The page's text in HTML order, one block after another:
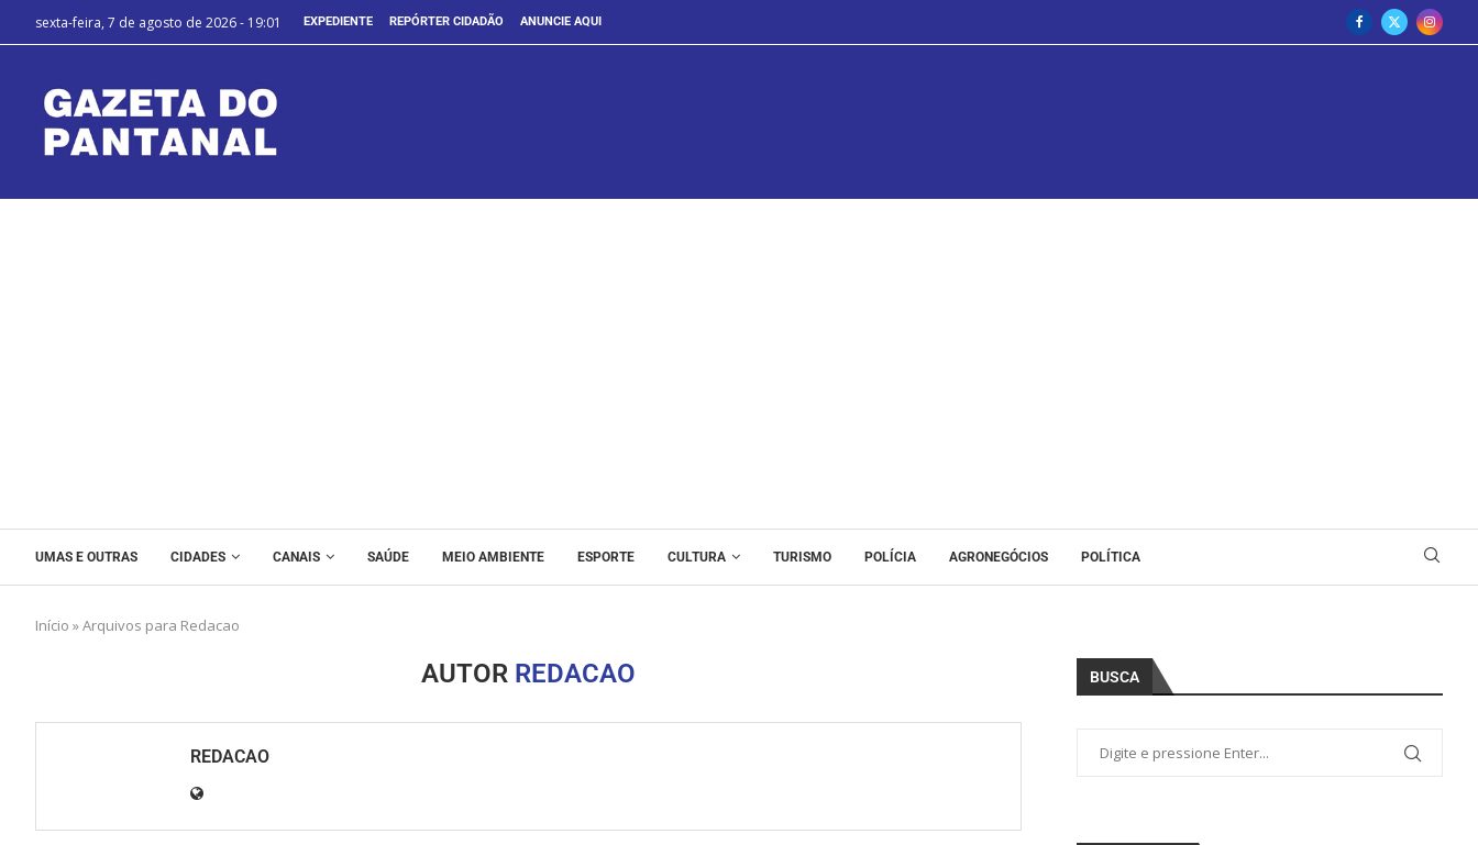
sexta-feira, 7 de agosto de 2026 - 19:01 EXPEDIENTE REPÓRTER CIDADÃO ANUNCIE AQUI
UMAS E OUTRAS CIDADES CANAIS SAÚDE MEIO AMBIENTE ESPORTE CULTURA TURISMO POLÍCIA AGRONEGÓCIOS POLÍTICA
Início »Arquivos para Redacao
AUTOR REDACAO
REDACAO
BUSCA